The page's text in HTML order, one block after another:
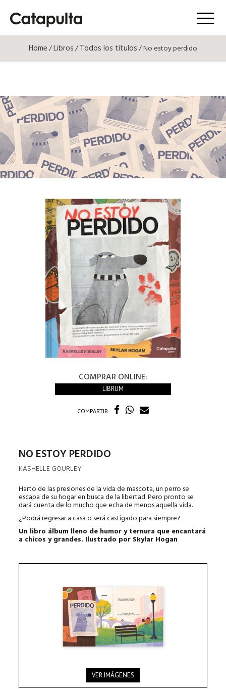
Menú
Home/Libros/Todos los títulos/ No estoy perdido
COMPRAR ONLINE:
LIBRUM
COMPARTIR
NO ESTOY PERDIDO
KASHELLE GOURLEY
Harto de las presiones de la vida de mascota, un perro se
escapa de su hogar en busca de la libertad. Pero pronto se
dará cuenta de lo mucho que echa de menos aquella vida.
¿Podrá regresar a casa o será castigado para siempre?
Un libro álbum lleno de humor y ternura que encantará
a chicos y grandes. Ilustrado por Skylar Hogan
VER IMÁGENES